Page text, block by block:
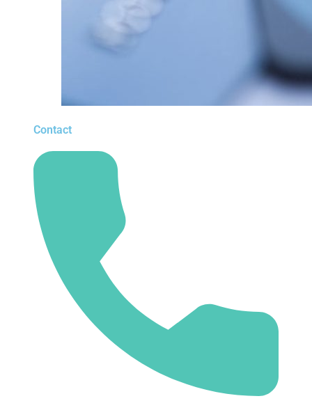
Contact